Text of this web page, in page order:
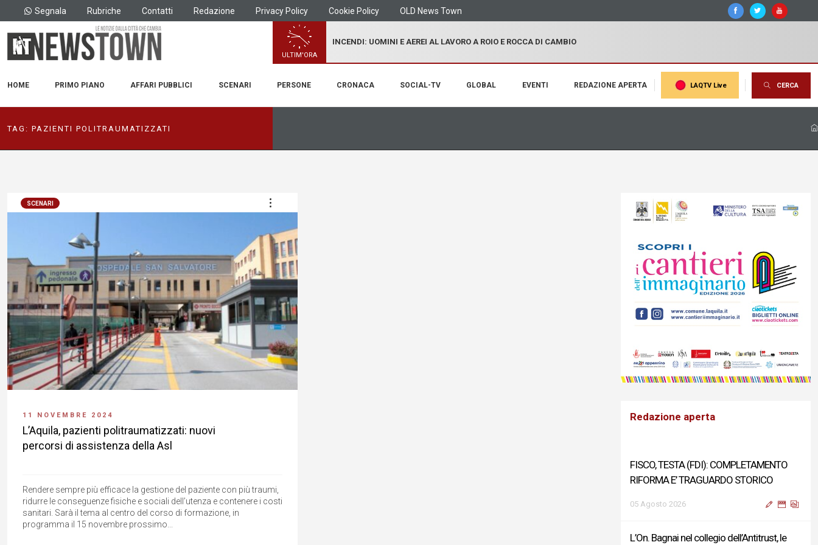
Segnala Rubriche Contatti Redazione Privacy Policy Cookie Policy OLD News Town
ULTIM'ORA
INCENDI: UOMINI E AEREI AL LAVORO A ROIO E ROCCA DI CAMBIO
HOME PRIMO PIANO AFFARI PUBBLICI SCENARI PERSONE CRONACA SOCIAL-TV GLOBAL EVENTI REDAZIONE APERTA LAQTV Live CERCA
TAG: PAZIENTI POLITRAUMATIZZATI
SCENARI
11 NOVEMBRE 2024
L’Aquila, pazienti politraumatizzati: nuovi
percorsi di assistenza della Asl
Rendere sempre più efficace la gestione del paziente con più traumi,
ridurre le conseguenze fisiche e sociali dell’utenza e contenere i costi
sanitari. Sarà il tema al centro del corso di formazione, in
programma il 15 novembre prossimo...
Redazione aperta
FISCO, TESTA (FDI): COMPLETAMENTO
RIFORMA E’ TRAGUARDO STORICO
05 Agosto 2026
L’On. Bagnai nel collegio dell’Antitrust, le